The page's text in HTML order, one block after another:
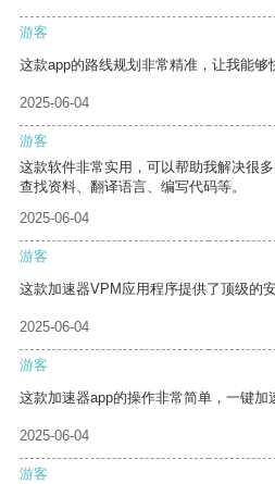
游客
这款app的路线规划非常精准，让我能够
2025-06-04
游客
这款软件非常实用，可以帮助我解决很
查找资料、翻译语言、编写代码等。
2025-06-04
游客
这款加速器VPM应用程序提供了顶级的
2025-06-04
游客
这款加速器app的操作非常简单，一键加
2025-06-04
游客